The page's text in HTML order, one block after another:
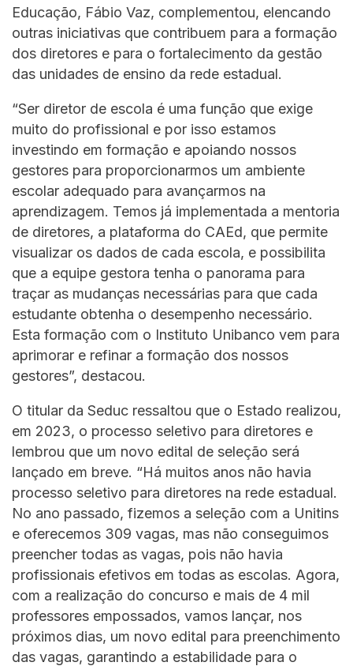
Educação, Fábio Vaz, complementou, elencando
outras iniciativas que contribuem para a formação
dos diretores e para o fortalecimento da gestão
das unidades de ensino da rede estadual.
“Ser diretor de escola é uma função que exige
muito do profissional e por isso estamos
investindo em formação e apoiando nossos
gestores para proporcionarmos um ambiente
escolar adequado para avançarmos na
aprendizagem. Temos já implementada a mentoria
de diretores, a plataforma do CAEd, que permite
visualizar os dados de cada escola, e possibilita
que a equipe gestora tenha o panorama para
traçar as mudanças necessárias para que cada
estudante obtenha o desempenho necessário.
Esta formação com o Instituto Unibanco vem para
aprimorar e refinar a formação dos nossos
gestores”, destacou.
O titular da Seduc ressaltou que o Estado realizou,
em 2023, o processo seletivo para diretores e
lembrou que um novo edital de seleção será
lançado em breve. “Há muitos anos não havia
processo seletivo para diretores na rede estadual.
No ano passado, fizemos a seleção com a Unitins
e oferecemos 309 vagas, mas não conseguimos
preencher todas as vagas, pois não havia
profissionais efetivos em todas as escolas. Agora,
com a realização do concurso e mais de 4 mil
professores empossados, vamos lançar, nos
próximos dias, um novo edital para preenchimento
das vagas, garantindo a estabilidade para o